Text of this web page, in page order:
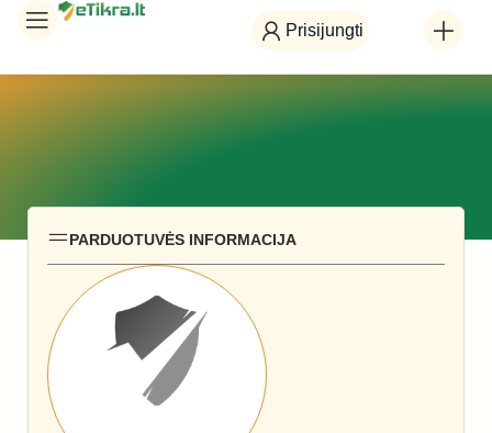
Prisijungti
PARDUOTUVĖS INFORMACIJA